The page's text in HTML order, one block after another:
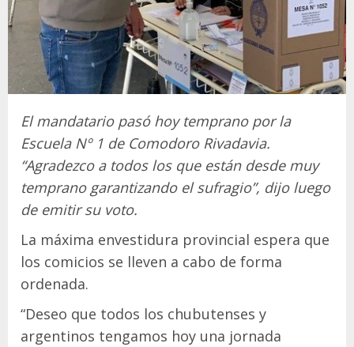
El mandatario pasó hoy temprano por la
Escuela Nº 1 de Comodoro Rivadavia.
“Agradezco a todos los que están desde muy
temprano garantizando el sufragio”, dijo luego
de emitir su voto.
La máxima envestidura provincial espera que
los comicios se lleven a cabo de forma
ordenada.
“Deseo que todos los chubutenses y
argentinos tengamos hoy una jornada